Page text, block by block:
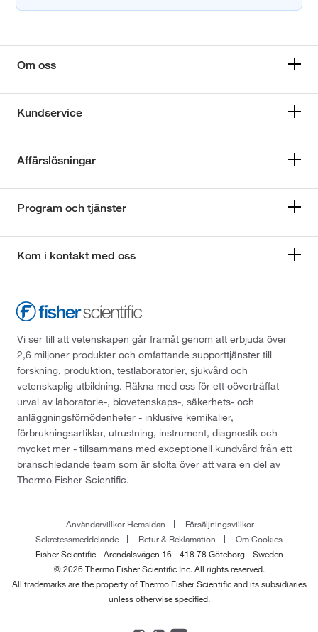
Om oss
Kundservice
Affärslösningar
Program och tjänster
Kom i kontakt med oss
Vi ser till att vetenskapen går framåt genom att erbjuda över
2,6 miljoner produkter och omfattande supporttjänster till
forskning, produktion, testlaboratorier, sjukvård och
vetenskaplig utbildning. Räkna med oss för ett oöverträffat
urval av laboratorie-, biovetenskaps-, säkerhets- och
anläggningsförnödenheter - inklusive kemikalier,
förbrukningsartiklar, utrustning, instrument, diagnostik och
mycket mer - tillsammans med exceptionell kundvård från ett
branschledande team som är stolta över att vara en del av
Thermo Fisher Scientific.
Användarvillkor Hemsidan
Försäljningsvillkor
Sekretessmeddelande
Retur & Reklamation
Om Cookies
Fisher Scientific - Arendalsvägen 16 - 418 78 Göteborg - Sweden
© 2026 Thermo Fisher Scientific Inc. All rights reserved.
All trademarks are the property of Thermo Fisher Scientific and its subsidiaries
unless otherwise specified.